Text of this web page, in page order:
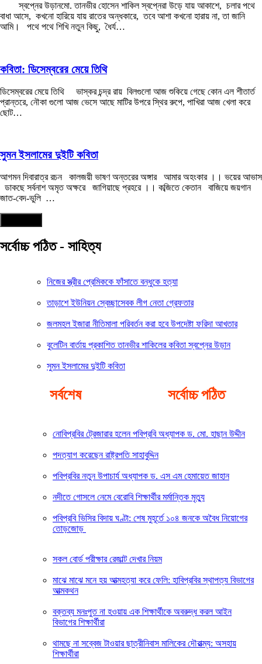
স্বপ্নের উড়ানমো. তানভীর হোসেন শাকিল স্বপ্নেরা উড়ে যায় আকাশে, চলার পথে
বাধা আসে, কখনো হারিয়ে যায় রাতের অন্ধকারে, তবে আশা কখনো হারায় না, তা জানি
আমি। পথে পথে শিখি নতুন কিছু, ধৈর্য…
কবিতা: ডিসেম্বরের মেয়ে তিথি
ডিসেম্বরের মেয়ে তিথি ভাস্কর চন্দ্র রায় বিলগুলো আজ শুকিয়ে গেছে কোন এল শীতার্ত
প্রান্তরে, নৌকা গুলো আজ ভেসে আছে মাটির উপরে স্থির রুপে, পাখিরা আজ খেলা করে
ছোট…
সুমন ইসলামের দুইটি কবিতা
আগমন দিবারাত্র রচন কালজয়ী ভাষণ অন্তরের অঙ্গার আমার অহংকার ।। ভয়ের আভাস
ডাকছে সর্বনাশ অমৃত অক্ষরে জাগিয়াছে প্রহরে ।। কব্জিতে কেতান বাজিয়ে জয়গান
জাত-বেদ-ভুলি …
সর্বোচ্চ পঠিত - সাহিত্য
নিজের স্ত্রীর প্রেমিককে ফাঁসাতে বন্ধুকে হত্যা
তাড়াশে ইউনিয়ন স্বেচ্ছাসেবক লীগ নেতা গ্রেফতার
জলমহল ইজারা নীতিমালা পরিবর্তন করা হবে উপদেষ্টা ফরিদা আখতার
বুলেটিন বার্তায় প্রকাশিত তানভীর শাকিলের কবিতা স্বপ্নের উড়ান
সুমন ইসলামের দুইটি কবিতা
সর্বশেষ সর্বোচ্চ পঠিত
নোবিপ্রবির ট্রেজারার হলেন পবিপ্রবি অধ্যাপক ড. মো. হাছান উদ্দীন
পদত্যাগ করেছেন রাষ্ট্রপতি সাহাবুদ্দিন
পবিপ্রবির নতুন উপাচার্য অধ্যাপক ড. এস এম হেমায়েত জাহান
নদীতে গোসলে নেমে বেরোবি শিক্ষার্থীর মর্মান্তিক মৃত্যু
পবিপ্রবি ভিসির বিদায় ঘণ্টা: শেষ মুহূর্তে ১০৪ জনকে অবৈধ নিয়োগের
তোড়জোড়
সকল বোর্ড পরীক্ষার রেজাল্ট দেখার নিয়ম
মাঝে মাঝে মনে হয় আত্মহত্যা করে ফেলি: হাবিপ্রবির স্থাপত্য বিভাগের
আত্মকথন
বক্তব্য মনঃপুত না হওয়ায় এক শিক্ষার্থীকে অবরুদ্ধ করল আইন
বিভাগের শিক্ষার্থীরা
থামছে না সব্বেজ টাওয়ার ছাত্রীনিবাস মালিকের দৌরাত্ম্য: অসহায়
শিক্ষার্থীরা